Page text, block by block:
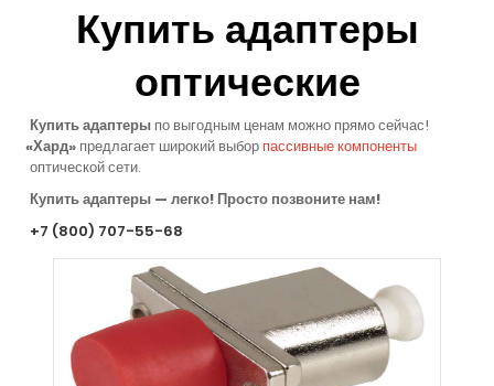
Купить адаптеры
оптические
Купить адаптеры по выгодным ценам можно прямо сейчас!
«Хард» предлагает широкий выбор пассивные компоненты
оптической сети.
Купить адаптеры — легко! Просто позвоните нам!
+7 (800) 707-55-68